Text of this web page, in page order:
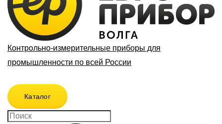
Контрольно-измерительные приборы для
промышленности по всей России
Каталог